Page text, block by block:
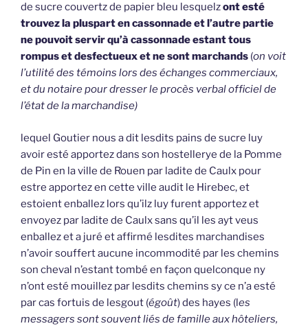
de sucre couvertz de papier bleu lesquelzont esté
trouvez la pluspart en cassonnade et l’autre partie
ne pouvoit servir qu’à cassonnade estant tous
rompus et desfectueux et ne sont marchands (on voit
l’utilité des témoins lors des échanges commerciaux,
et du notaire pour dresser le procès verbal officiel de
l’état de la marchandise)
lequel Goutier nous a dit lesdits pains de sucre luy
avoir esté apportez dans son hostellerye de la Pomme
de Pin en la ville de Rouen par ladite de Caulx pour
estre apportez en cette ville audit le Hirebec, et
estoient enballez lors qu’ilz luy furent apportez et
envoyez par ladite de Caulx sans qu’il les ayt veus
enballez et a juré et affirmé lesdites marchandises
n’avoir souffert aucune incommodité par les chemins
son cheval n’estant tombé en façon quelconque ny
n’ont esté mouillez par lesdits chemins sy ce n’a esté
par cas fortuis de lesgout (égoût) des hayes (les
messagers sont souvent liés de famille aux hôteliers,